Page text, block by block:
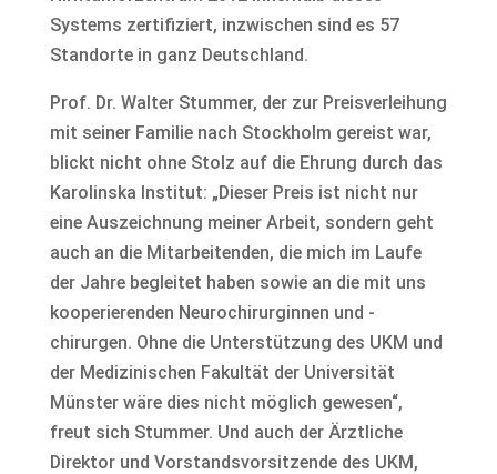
Systems zertifiziert, inzwischen sind es 57
Standorte in ganz Deutschland.
Prof. Dr. Walter Stummer, der zur Preisverleihung
mit seiner Familie nach Stockholm gereist war,
blickt nicht ohne Stolz auf die Ehrung durch das
Karolinska Institut: „Dieser Preis ist nicht nur
eine Auszeichnung meiner Arbeit, sondern geht
auch an die Mitarbeitenden, die mich im Laufe
der Jahre begleitet haben sowie an die mit uns
kooperierenden Neurochirurginnen und -
chirurgen. Ohne die Unterstützung des UKM und
der Medizinischen Fakultät der Universität
Münster wäre dies nicht möglich gewesen“,
freut sich Stummer. Und auch der Ärztliche
Direktor und Vorstandsvorsitzende des UKM,